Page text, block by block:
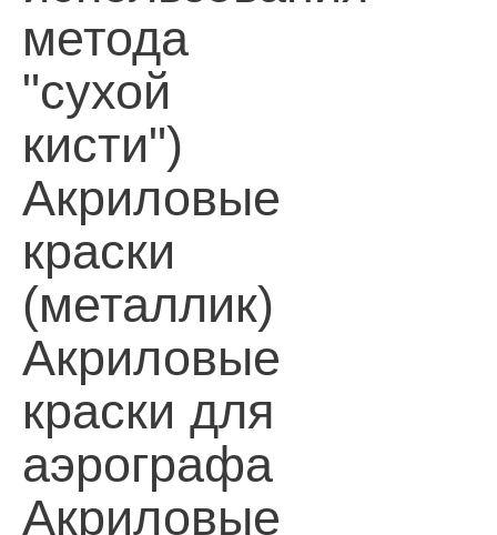
метода
"сухой
кисти")
Акриловые
краски
(металлик)
Акриловые
краски для
аэрографа
Акриловые